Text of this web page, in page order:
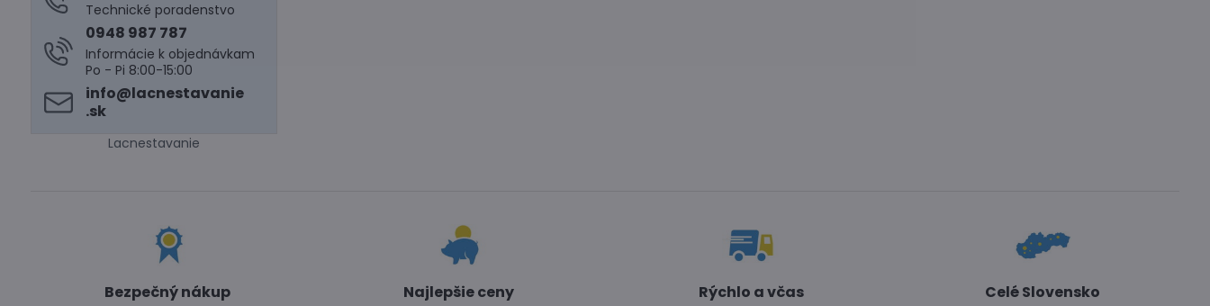
Technické poradenstvo
0948 987 787
Informácie k objednávkam
Po - Pi 8:00-15:00
info​@lacnestavanie​
.sk
Lacnestavanie
Bezpečný nákup Najlepšie ceny Rýchlo a včas Celé Slovensko